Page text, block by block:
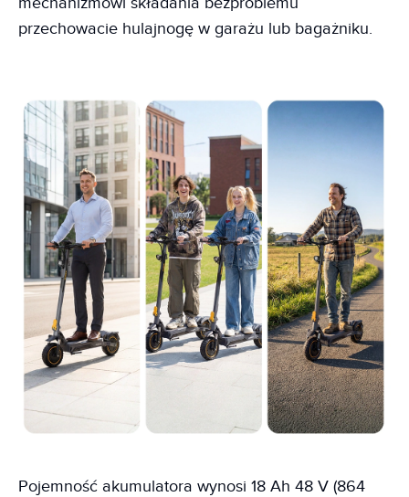
przechowacie hulajnogę w garażu lub bagażniku.
Pojemność akumulatora wynosi 18 Ah 48 V (864